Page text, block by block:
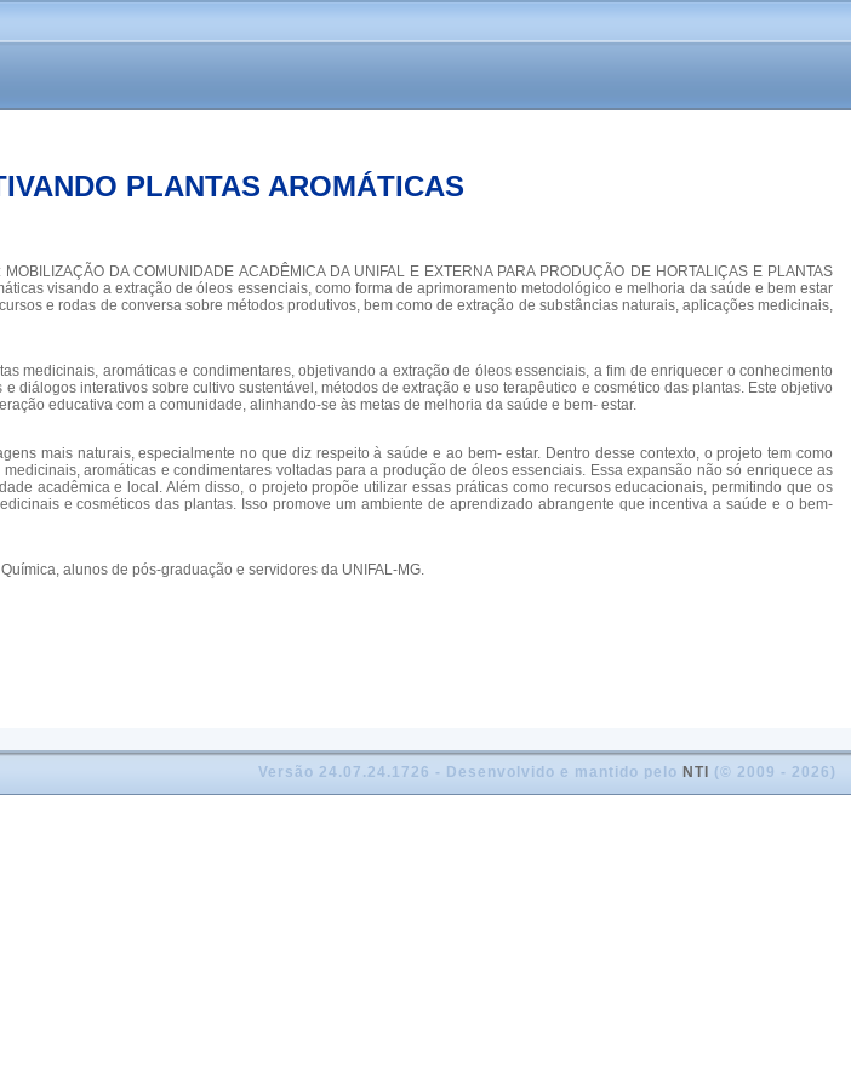
PLANTAS AROMÁTICAS
DA COMUNIDADE ACADÊMICA DA UNIFAL E EXTERNA PARA PRODUÇÃO DE HORTALIÇAS E PLANTAS
visando a extração de óleos essenciais, como forma de aprimoramento metodológico e melhoria da saúde e bem estar
e rodas de conversa sobre métodos produtivos, bem como de extração de substâncias naturais, aplicações medicinais,
medicinais, aromáticas e condimentares, objetivando a extração de óleos essenciais, a fim de enriquecer o conhecimento
interativos sobre cultivo sustentável, métodos de extração e uso terapêutico e cosmético das plantas. Este objetivo
educativa com a comunidade, alinhando-se às metas de melhoria da saúde e bem- estar.
mais naturais, especialmente no que diz respeito à saúde e ao bem- estar. Dentro desse contexto, o projeto tem como
aromáticas e condimentares voltadas para a produção de óleos essenciais. Essa expansão não só enriquece as
acadêmica e local. Além disso, o projeto propõe utilizar essas práticas como recursos educacionais, permitindo que os
e cosméticos das plantas. Isso promove um ambiente de aprendizado abrangente que incentiva a saúde e o bem-
alunos de pós-graduação e servidores da UNIFAL-MG.
Versão 24.07.24.1726 - Desenvolvido e mantido pelo NTI (© 2009 - 2026)